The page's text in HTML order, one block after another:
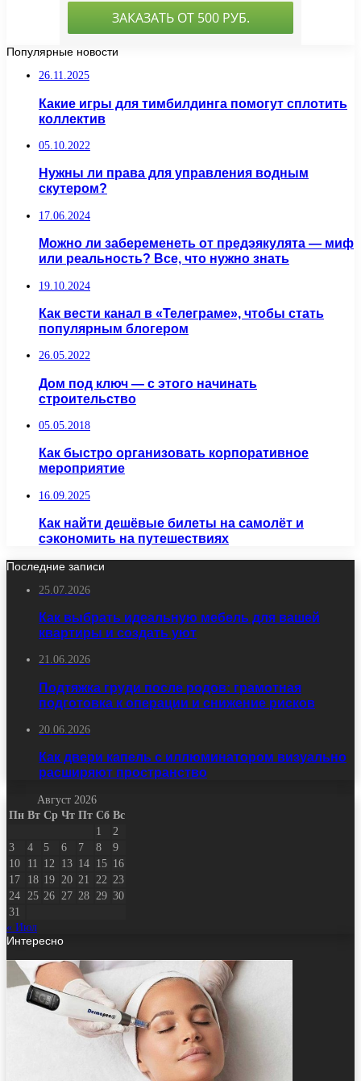
Популярные новости
26.11.2025
Какие игры для тимбилдинга помогут сплотить
коллектив
05.10.2022
Нужны ли права для управления водным
скутером?
17.06.2024
Можно ли забеременеть от предэякулята — миф
или реальность? Все, что нужно знать
19.10.2024
Как вести канал в «Телеграме», чтобы стать
популярным блогером
26.05.2022
Дом под ключ — с этого начинать
строительство
05.05.2018
Как быстро организовать корпоративное
мероприятие
16.09.2025
Как найти дешёвые билеты на самолёт и
сэкономить на путешествиях
Последние записи
25.07.2026
Как выбрать идеальную мебель для вашей
квартиры и создать уют
21.06.2026
Подтяжка груди после родов: грамотная
подготовка к операции и снижение рисков
20.06.2026
Как двери капель с иллюминатором визуально
расширяют пространство
Август 2026
Пн Вт Ср Чт Пт Сб Вс
1
2
3
4 5 6 7 8
9
10
11 12 13 14 15 16
17
18 19 20 21 22 23
24
25 26 27 28 29 30
31
« Июл
Интересно